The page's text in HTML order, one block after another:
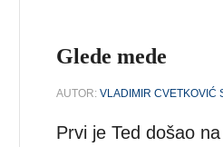
Glede mede
AUTOR:VLADIMIR CVETKOVIĆ
Prvi je Ted došao